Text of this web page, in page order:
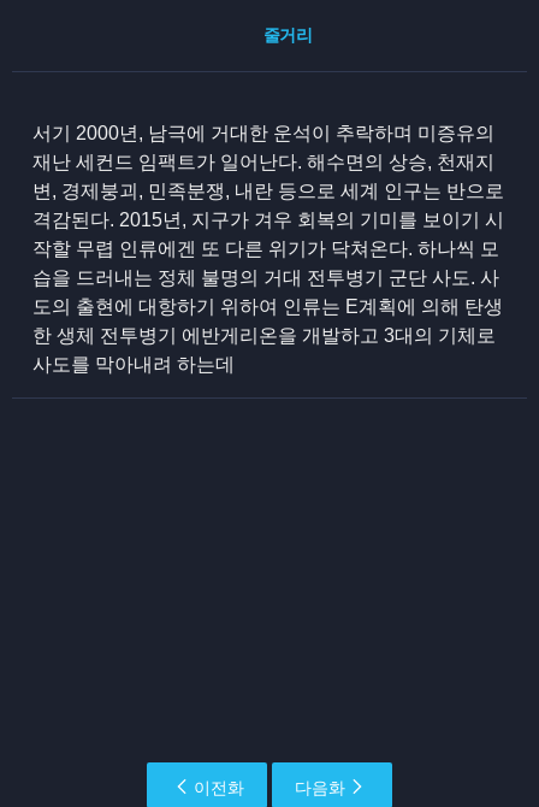
줄거리
서기 2000년, 남극에 거대한 운석이 추락하며 미증유의
재난 세컨드 임팩트가 일어난다. 해수면의 상승, 천재지
변, 경제붕괴, 민족분쟁, 내란 등으로 세계 인구는 반으로
격감된다. 2015년, 지구가 겨우 회복의 기미를 보이기 시
작할 무렵 인류에겐 또 다른 위기가 닥쳐온다. 하나씩 모
습을 드러내는 정체 불명의 거대 전투병기 군단 사도. 사
도의 출현에 대항하기 위하여 인류는 E계획에 의해 탄생
한 생체 전투병기 에반게리온을 개발하고 3대의 기체로
사도를 막아내려 하는데
이전화 다음화